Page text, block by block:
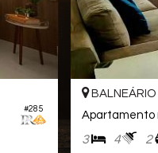
#285
BALNEÁRIO
Apartamento
3 4 2